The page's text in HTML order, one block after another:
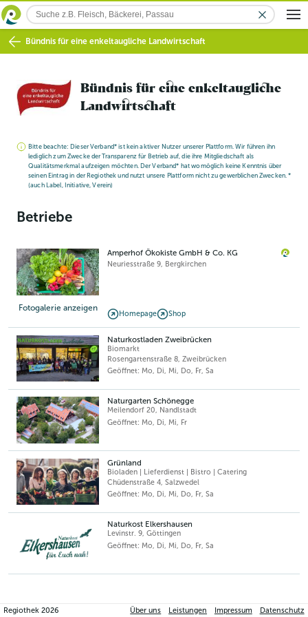
Bündnis für eine enkeltaugliche Landwirtschaft
Bündnis für eine enkeltaugliche
Landwirtschaft
Bitte beachte: Dieser Verband* ist kein aktiver Nutzer unserer Plattform. Wir führen ihn
lediglich zum Zwecke der Transparenz für Betrieb auf, die ihre Mitgliedschaft als
Qualitätsmerkmal aufzeigen möchten. Der Verband* hat womöglich keine Kenntnis über
seinen Eintrag in der Regiothek und nutzt unsere Plattform nicht zu gewerblichen Zwecken. *
(auch Label, Initiative, Verein)
Betriebe
Fotogalerie anzeigen
Amperhof Ökokiste GmbH & Co. KG
Neuriesstraße 9, Bergkirchen
Homepage Shop
Naturkostladen Zweibrücken
Biomarkt
Rosengartenstraße 8, Zweibrücken
Geöffnet: Mo, Di, Mi, Do, Fr, Sa
Naturgarten Schönegge
Meilendorf 20, Nandlstadt
Geöffnet: Mo, Di, Mi, Fr
Grünland
Bioladen | Lieferdienst | Bistro | Catering
Chüdenstraße 4, Salzwedel
Geöffnet: Mo, Di, Mi, Do, Fr, Sa
Naturkost Elkershausen
Levinstr. 9, Göttingen
Geöffnet: Mo, Di, Mi, Do, Fr, Sa
Regiothek2026 Über uns Leistungen Impressum Datenschutz